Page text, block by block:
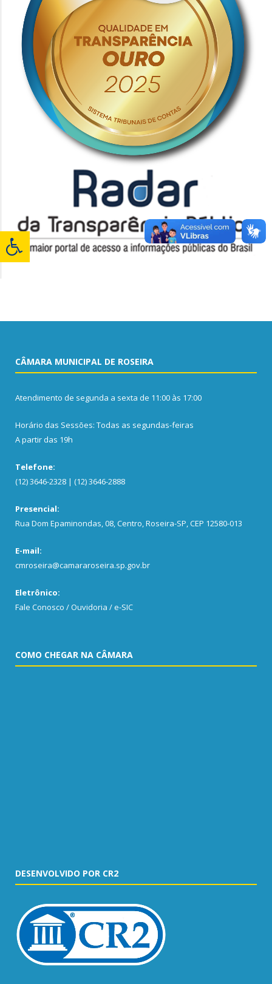
CÂMARA MUNICIPAL DE ROSEIRA
Atendimento de segunda a sexta de 11:00 às 17:00
Horário das Sessões: Todas as segundas-feiras
A partir das 19h
Telefone:
(12) 3646-2328 | (12) 3646-2888
Presencial:
Rua Dom Epaminondas, 08, Centro, Roseira-SP, CEP 12580-013
E-mail:
cmroseira@camararoseira.sp.gov.br
Eletrônico:
Fale Conosco / Ouvidoria / e-SIC
COMO CHEGAR NA CÂMARA
DESENVOLVIDO POR CR2